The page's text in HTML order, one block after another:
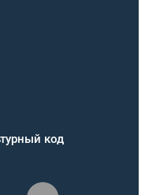
код